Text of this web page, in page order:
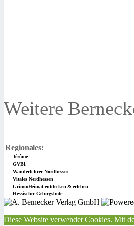
Weitere
Regionales:
Jérôme
GVBl.
Wanderführer Nordhessen
Vitales Nordhessen
GrimmHeimat entdecken & erleben
Hessischer Gebirgsbote
Diese Website verwendet Cookies. Mit